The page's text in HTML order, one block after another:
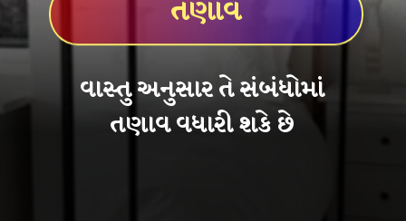
વાસ્તુ અનુસાર તે સંબંધોમાં
તણાવ વધારી શકે છે
તણાવ